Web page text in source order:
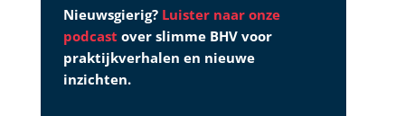
Nieuwsgierig? Luister naar onze
podcast over slimme BHVvoor
praktijkverhalen en nieuwe
inzichten.